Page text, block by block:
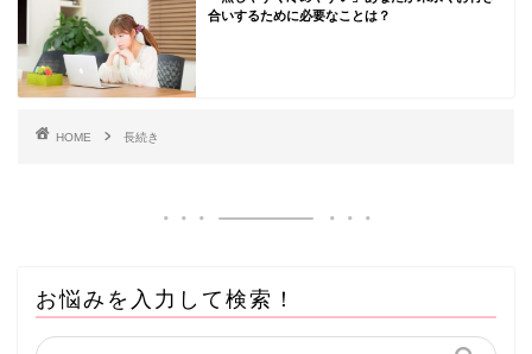
合いするために必要なことは？
HOME 長続き
お悩みを入力して検索！